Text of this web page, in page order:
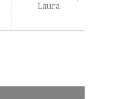
Laura